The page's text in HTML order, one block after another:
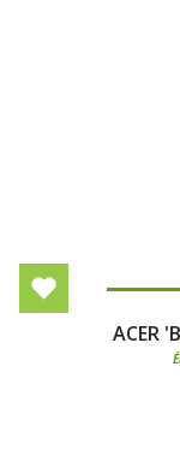
ACER